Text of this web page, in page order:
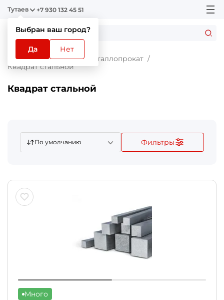
Тутаев
Выбран ваш город?
Да Нет
+7 930 132 45 51
Главная Каталог
Металлопрокат
Квадрат стальной
Квадрат стальной
По умолчанию Фильтры
Много